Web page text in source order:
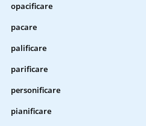
opacificare
pacare
palificare
parificare
personificare
pianificare